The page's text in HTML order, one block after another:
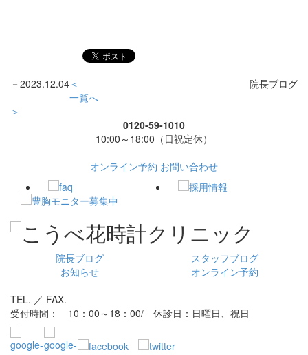
－ 2023.12.04 院長ブログ
＜
一覧へ
＞
0120-59-1010
10:00～18:00（日祝定休）
オンライン予約 お問い合わせ
院長ブログ
スタッフブログ
お知らせ
オンライン予約
TEL. ／ FAX.
受付時間： 10：00～18：00/ 休診日：日曜日、祝日